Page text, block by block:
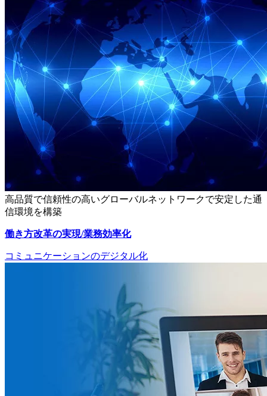
高品質で信頼性の高いグローバルネットワークで安定した通
信環境を構築
働き方改革の実現/業務効率化
コミュニケーションのデジタル化